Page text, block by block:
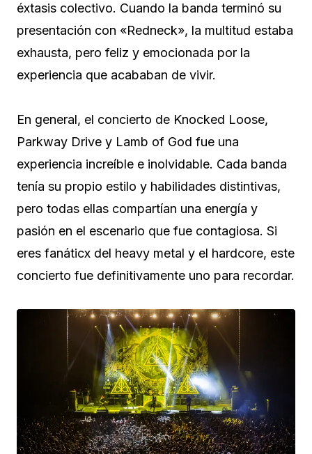
éxtasis colectivo. Cuando la banda terminó su
presentación con «Redneck», la multitud estaba
exhausta, pero feliz y emocionada por la
experiencia que acababan de vivir.
En general, el concierto de Knocked Loose,
Parkway Drive y Lamb of God fue una
experiencia increíble e inolvidable. Cada banda
tenía su propio estilo y habilidades distintivas,
pero todas ellas compartían una energía y
pasión en el escenario que fue contagiosa. Si
eres fanáticx del heavy metal y el hardcore, este
concierto fue definitivamente uno para recordar.